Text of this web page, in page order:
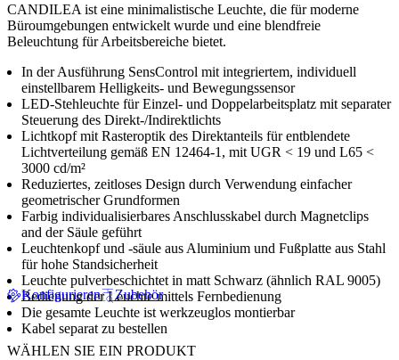
CANDILEA ist eine minimalistische Leuchte, die für moderne
Büroumgebungen entwickelt wurde und eine blendfreie
Beleuchtung für Arbeitsbereiche bietet.
In der Ausführung SensControl mit integriertem, individuell
einstellbarem Helligkeits- und Bewegungssensor
LED-Stehleuchte für Einzel- und Doppelarbeitsplatz mit separater
Steuerung des Direkt-/Indirektlichts
Lichtkopf mit Rasteroptik des Direktanteils für entblendete
Lichtverteilung gemäß EN 12464-1, mit UGR < 19 und L65 <
3000 cd/m²
Reduziertes, zeitloses Design durch Verwendung einfacher
geometrischer Grundformen
Farbig individualisierbares Anschlusskabel durch Magnetclips
and der Säule geführt
Leuchtenkopf und -säule aus Aluminium und Fußplatte aus Stahl
für hohe Standsicherheit
Leuchte pulverbeschichtet in matt Schwarz (ähnlich RAL 9005)
Bedienung der Leuchte mittels Fernbedienung
Die gesamte Leuchte ist werkzeuglos montierbar
Kabel separat zu bestellen
Konfigurieren Zubehör
WÄHLEN SIE EIN PRODUKT